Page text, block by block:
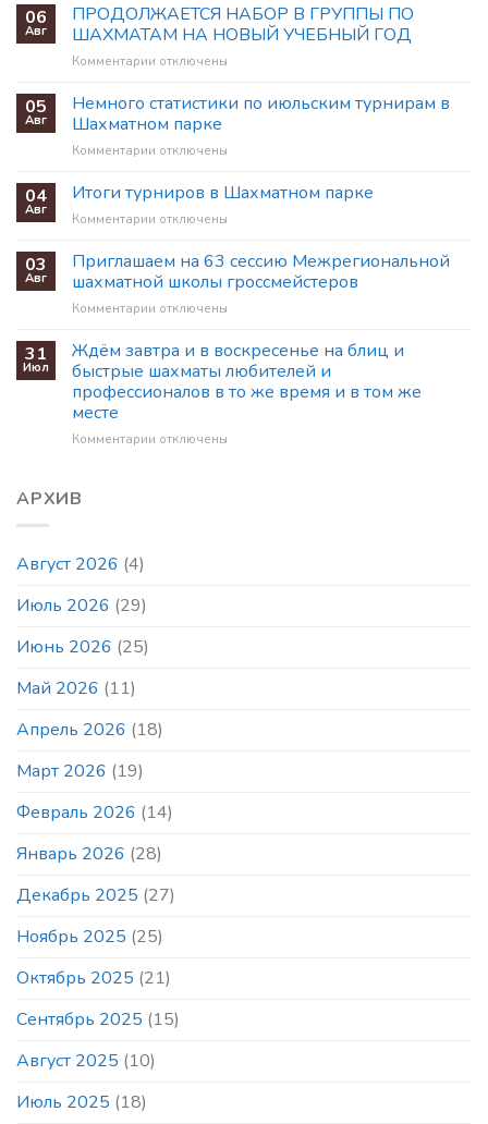
06
Авг
ПРОДОЛЖАЕТСЯ НАБОР В ГРУППЫ ПО
ШАХМАТАМ НА НОВЫЙ УЧЕБНЫЙ ГОД
Комментарии к
ПРОДОЛЖАЕТСЯ
В
ГРУППЫ
ШАХМАТАМ
НОВЫЙ
ГОД
отключены
05
Авг
Немного статистики по июльским турнирам в
Шахматном парке
Комментарии к
Немного
статистики
по
турнирам
в
парке
отключены
04
Авг
Итоги турниров в Шахматном парке
Комментарии к
Итоги
турниров
в
Шахматном
отключены
03
Авг
Приглашаем на 63 сессию Межрегиональной
шахматной школы гроссмейстеров
Комментарии к
Приглашаем
на
63
сессию
шахматной
отключены
31
Июл
Ждём завтра и в воскресенье на блиц и
быстрые шахматы любителей и
профессионалов в то же время и в том же
месте
Комментарии к
то
в
том
же
месте
отключены
АРХИВ
Август 2026 (4)
Июль 2026 (29)
Июнь 2026 (25)
Май 2026 (11)
Апрель 2026 (18)
Март 2026 (19)
Февраль 2026 (14)
Январь 2026 (28)
Декабрь 2025 (27)
Ноябрь 2025 (25)
Октябрь 2025 (21)
Сентябрь 2025 (15)
Август 2025 (10)
Июль 2025 (18)